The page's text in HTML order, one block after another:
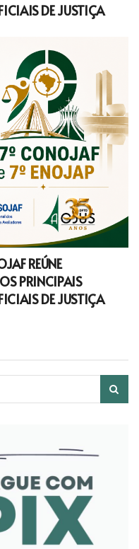
DE JUSTIÇA
REÚNE
PRINCIPAIS
DE JUSTIÇA